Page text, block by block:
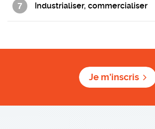
7 Industrialiser, commercialiser
Je m'inscris